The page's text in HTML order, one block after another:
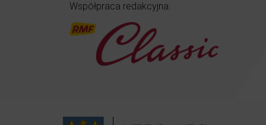
Współpraca redakcyjna: